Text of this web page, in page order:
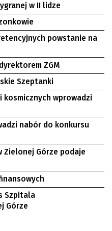
w II lidze
powstanie na
ZGM
Szeptanki
wprowadzi
nabór do konkursu
Zielonej Górze podaje
Szpitala
Górze